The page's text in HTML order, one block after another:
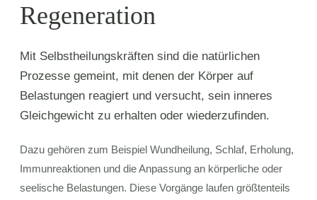
Regeneration
Mit Selbstheilungskräften sind die natürlichen
Prozesse gemeint, mit denen der Körper auf
Belastungen reagiert und versucht, sein inneres
Gleichgewicht zu erhalten oder wiederzufinden.
Dazu gehören zum Beispiel Wundheilung, Schlaf, Erholung,
Immunreaktionen und die Anpassung an körperliche oder
seelische Belastungen. Diese Vorgänge laufen größtenteils